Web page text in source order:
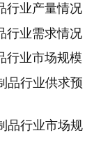
行业产量情况
行业需求情况
行业市场规模
品行业供求预
品行业市场规